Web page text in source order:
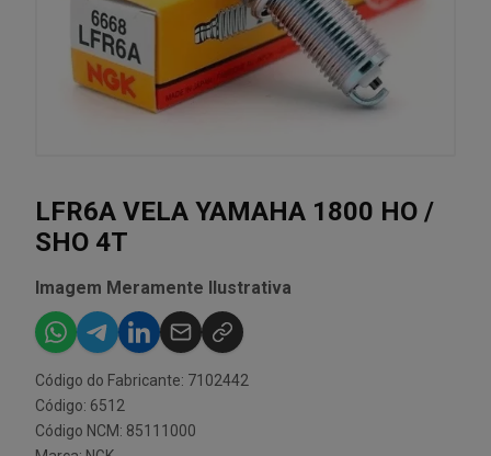
LFR6A VELA YAMAHA 1800 HO /
SHO 4T
Imagem Meramente Ilustrativa
Código do Fabricante: 7102442
Código: 6512
Código NCM: 85111000